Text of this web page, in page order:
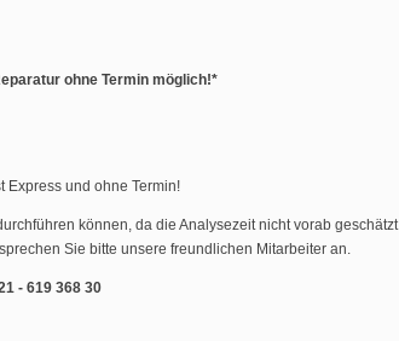
ohne Termin möglich!*
Express und ohne Termin!
können, da die Analysezeit nicht vorab geschätzt
Sie bitte unsere freundlichen Mitarbeiter an.
- 619 368 30